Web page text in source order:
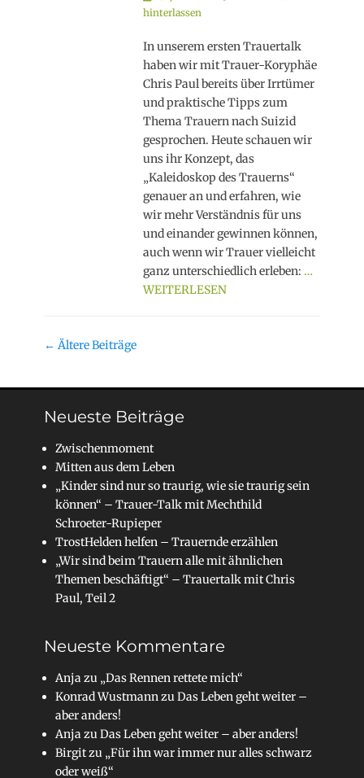
on
hinterlassen
In unserem ersten Trauertalk
haben wir mit Trauer-Koryphäe
Chris Paul bereits über Irrtümer
und praktische Tipps zum
Thema Trauern nach Suizid
gesprochen. Heute schauen wir
uns ihr Konzept, das
„Kaleidoskop des Trauerns“
genauer an und erfahren, wie
wir mehr Verständnis für uns
und einander gewinnen können,
auch wenn wir Trauer vielleicht
ganz unterschiedlich erleben: …
WEITERLESEN
Beitragsnavigation
← Ältere Beiträge
Neueste Beiträge
Zwischenmoment
Mitten aus dem Leben
„Kinder sind nur so traurig, wie sie traurig sein
können“ – Trauer-Talk mit Mechthild
Schroeter-Rupieper
TrostHelden helfen – Trauernde erzählen
„Wir sind beim Trauern alle mit ähnlichen
Themen beschäftigt“ – Trauertalk mit Chris
Paul, Teil 2
Neueste Kommentare
Anjazu „Das Rennen rettete mich“
Konrad WustmannzuDas Leben geht weiter –
aber anders!
AnjazuDas Leben geht weiter – aber anders!
Birgitzu „Für ihn war immer nur alles schwarz
oder weiß“